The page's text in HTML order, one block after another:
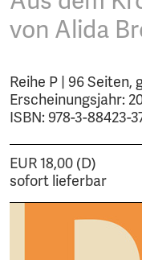
von Alida
Reihe P | 96 Seiten,
Erscheinungsjahr:
ISBN: 978-3-88423-
EUR 18,00 (D)
sofort lieferbar